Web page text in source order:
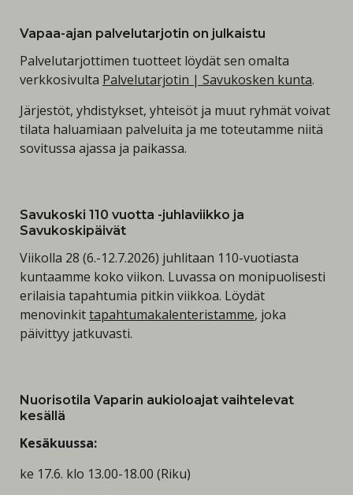
Vapaa-ajan palvelutarjotin on julkaistu
Palvelutarjottimen tuotteet löydät sen omalta
verkkosivulta Palvelutarjotin | Savukosken kunta.
Järjestöt, yhdistykset, yhteisöt ja muut ryhmät voivat
tilata haluamiaan palveluita ja me toteutamme niitä
sovitussa ajassa ja paikassa.
Savukoski 110 vuotta -juhlaviikko ja
Savukoskipäivät
Viikolla 28 (6.-12.7.2026) juhlitaan 110-vuotiasta
kuntaamme koko viikon. Luvassa on monipuolisesti
erilaisia tapahtumia pitkin viikkoa. Löydät
menovinkittapahtumakalenteristamme, joka
päivittyy jatkuvasti.
Nuorisotila Vaparin aukioloajat vaihtelevat
kesällä
Kesäkuussa:
ke 17.6. klo 13.00-18.00 (Riku)